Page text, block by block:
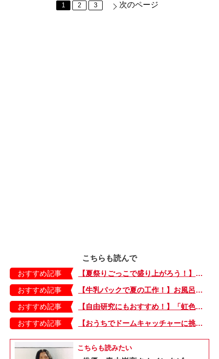
1 2 3 次のページ
こちらも読んで
おすすめ記事
【夏祭りごっこで盛り上がろう！】紙皿やストローでフォトプロップス風のおしゃれな「おめん」の作り方
おすすめ記事
【牛乳パックで夏の工作！】お風呂やおうちプールで水に浮かべてあそぼ！「牛乳パックのぷかぷかボート」
おすすめ記事
【自由研究にもおすすめ！】「虹色うちわ」作ってみました！ 夏休みの工作に最＆高♪・編集部スタッフイチオシ！
おすすめ記事
【おうちでドームキャッチャーに挑戦だ】アンパンマン わくわくドームキャッチャー
こちらも読みたい